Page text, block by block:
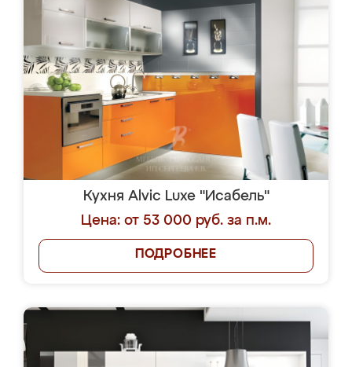
Кухня Alvic Luxe "Исабель"
Цена: от 53 000 руб. за п.м.
ПОДРОБНЕЕ